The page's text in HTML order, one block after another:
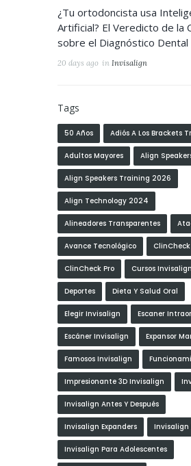
¿Tu ortodoncista usa
Artificial? El Veredicto de la
sobre el Diagnóstico Dental
20 days ago in Invisalign
Tags
50 Años Adiós A Los Brackets
Adultos Mayores Align
Align Speakers Training 2026
Align Technology 2024
Alineadores Transparentes
Avance Tecnológico ClinCheck
ClinCheck Pro Cursos Invisalign
Deportes Dieta Y Salud Oral
Elegir Invisalign Escaner
Escáner Invisalign Expansor
Famosos Invisalign
Impresionante 3D Invisalign
Invisalign Antes Y Después
Invisalign Expanders Invisalign
Invisalign Para Adolescentes